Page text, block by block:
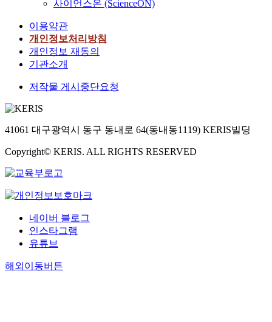
사이언스온 (ScienceON)
이용약관
개인정보처리방침
개인정보 재동의
기관소개
저작물 게시중단요청
41061 대구광역시 동구 동내로 64(동내동1119) KERIS빌딩
Copyright© KERIS. ALL RIGHTS RESERVED
네이버 블로그
인스타그램
유튜브
해외이동버튼